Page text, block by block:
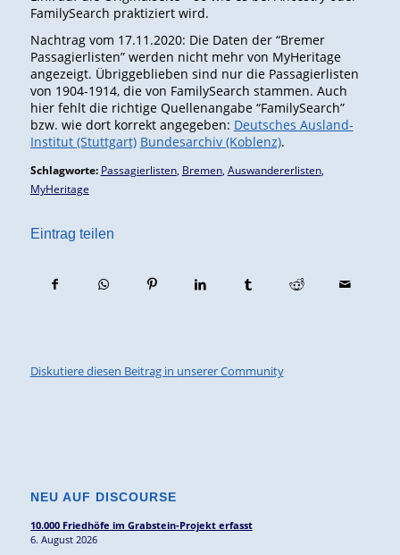
FamilySearch praktiziert wird.
Nachtrag vom 17.11.2020: Die Daten der “Bremer
Passagierlisten” werden nicht mehr von MyHeritage
angezeigt. Übriggeblieben sind nur die Passagierlisten
von 1904-1914, die von FamilySearch stammen. Auch
hier fehlt die richtige Quellenangabe “FamilySearch”
bzw. wie dort korrekt angegeben: Deutsches Ausland-
Institut (Stuttgart) Bundesarchiv (Koblenz).
Schlagworte: Passagierlisten, Bremen, Auswandererlisten,
MyHeritage
Eintrag teilen
Diskutiere diesen Beitrag in unserer Community
NEU AUF DISCOURSE
10.000 Friedhöfe im Grabstein-Projekt erfasst
6. August 2026